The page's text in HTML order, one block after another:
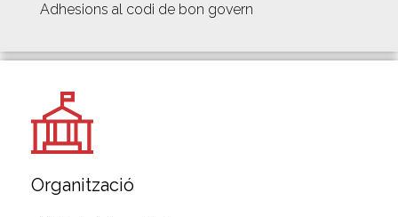
Adhesions al codi de bon govern
Organització